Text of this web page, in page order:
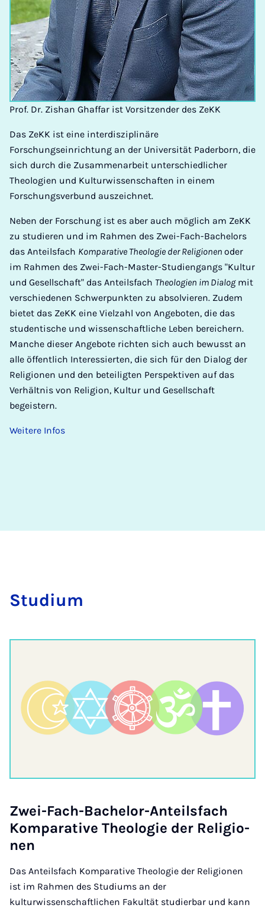
Prof. Dr. Zishan Ghaffar ist Vorsitzender des ZeKK
Das ZeKK ist eine interdisziplinäre
Forschungseinrichtung an der Universität Paderborn, die
sich durch die Zusammenarbeit unterschiedlicher
Theologien und Kulturwissenschaften in einem
Forschungsverbund auszeichnet.
Neben der Forschung ist es aber auch möglich am ZeKK
zu studieren und im Rahmen des Zwei-Fach-Bachelors
das Anteilsfach Komparative Theologie der Religionen oder
im Rahmen des Zwei-Fach-Master-Studiengangs "Kultur
und Gesellschaft" das Anteilsfach Theologien im Dialogmit
verschiedenen Schwerpunkten zu absolvieren. Zudem
bietet das ZeKK eine Vielzahl von Angeboten, die das
studentische und wissenschaftliche Leben bereichern.
Manche dieser Angebote richten sich auch bewusst an
alle öffentlich Interessierten, die sich für den Dialog der
Religionen und den beteiligten Perspektiven auf das
Verhältnis von Religion, Kultur und Gesellschaft
begeistern.
Weitere Infos
Stu­di­um
Zwei-Fach-Ba­che­lor-An­teils­fach
Kom­pa­ra­ti­ve Theo­lo­gie der Re­li­gi­o­
nen
Das Anteilsfach Komparative Theologie der Religionen
ist im Rahmen des Studiums an der
kulturwissenschaftlichen Fakultät studierbar und kann